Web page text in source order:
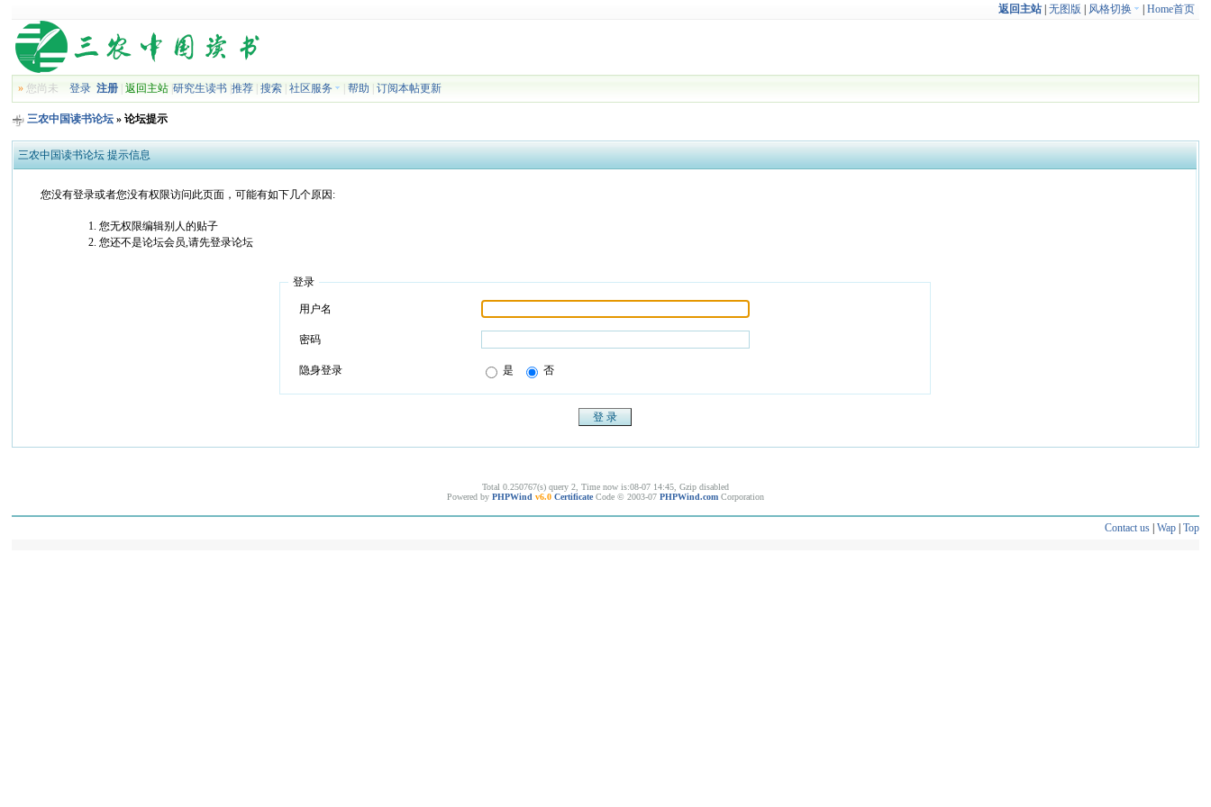
返回主站| 无图版 风格切换 Home首页
» 您尚未登录 注册 |返回主站 |研究生读书 |推荐 |搜索 |社区服务 |帮助 |订阅本帖更新
三农中国读书论坛 » 论坛提示
三农中国读书论坛 提示信息
您没有登录或者您没有权限访问此页面，可能有如下几个原因:
您无权限编辑别人的贴子
您还不是论坛会员,请先登录论坛
登录
用户名
密码
隐身登录 是 否
Total 0.250767(s) query 2, Time now is:08-07 14:45, Gzip disabled
Powered by PHPWind v6.0 Certificate Code © 2003-07 PHPWind.com Corporation
Contact us| Wap| Top